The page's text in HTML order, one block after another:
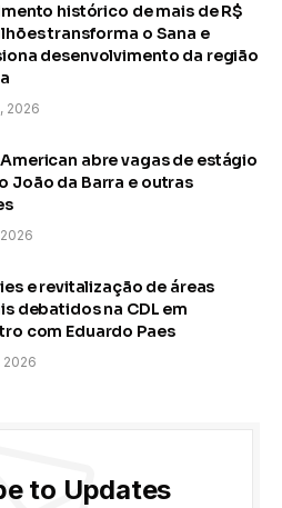
histórico de mais de R$
transforma o Sana e
desenvolvimento da região
2026
abre vagas de estágio
João da Barra e outras
e revitalização de áreas
debatidos na CDL em
com Eduardo Paes
2026
to Updates